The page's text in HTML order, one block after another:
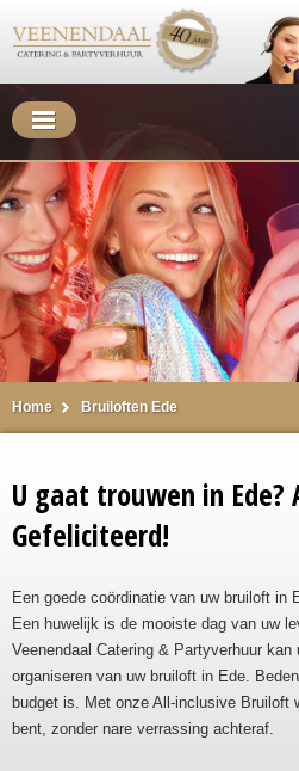
Home Bruiloften Ede
U gaat trouwen in Ede?
Gefeliciteerd!
Een goede coördinatie van uw bruiloft in
Een huwelijk is de mooiste dag van uw
Veenendaal Catering & Partyverhuur
organiseren van uw bruiloft in Ede.
budget is. Met onze All-inclusive Bruiloft
bent, zonder nare verrassing achteraf.